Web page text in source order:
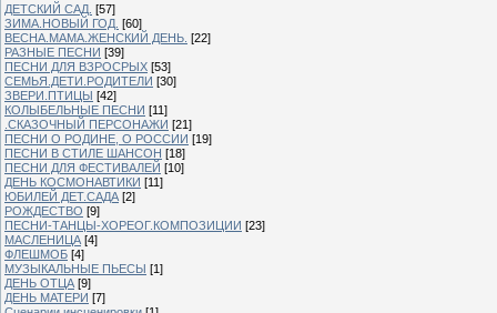
ДЕТСКИЙ САД. [57]
ЗИМА.НОВЫЙ ГОД. [60]
ВЕСНА.МАМА.ЖЕНСКИЙ ДЕНЬ. [22]
РАЗНЫЕ ПЕСНИ [39]
ПЕСНИ ДЛЯ ВЗРОСРЫХ [53]
СЕМЬЯ.ДЕТИ.РОДИТЕЛИ [30]
ЗВЕРИ.ПТИЦЫ [42]
КОЛЫБЕЛЬНЫЕ ПЕСНИ [11]
.СКАЗОЧНЫЙ ПЕРСОНАЖИ [21]
ПЕСНИ О РОДИНЕ, О РОССИИ [19]
ПЕСНИ В СТИЛЕ ШАНСОН [18]
ПЕСНИ ДЛЯ ФЕСТИВАЛЕЙ [10]
ДЕНЬ КОСМОНАВТИКИ [11]
ЮБИЛЕЙ ДЕТ.САДА [2]
РОЖДЕСТВО [9]
ПЕСНИ-ТАНЦЫ-ХОРЕОГ.КОМПОЗИЦИИ [23]
МАСЛЕНИЦА [4]
ФЛЕШМОБ [4]
МУЗЫКАЛЬНЫЕ ПЬЕСЫ [1]
ДЕНЬ ОТЦА [9]
ДЕНЬ МАТЕРИ [7]